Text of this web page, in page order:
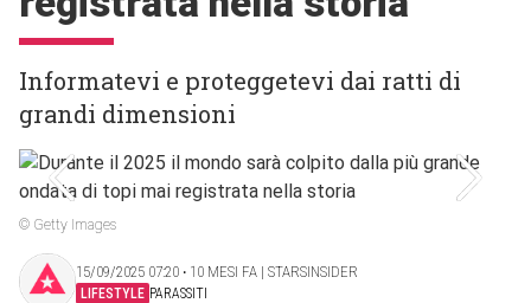
Informatevi e proteggetevi dai ratti di
grandi dimensioni
© Getty Images
15/09/2025 07:20 ‧ 10 MESI FA | STARSINSIDER
LIFESTYLE PARASSITI